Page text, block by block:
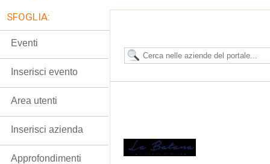
SFOGLIA:
Eventi
Inserisci evento
Area utenti
Inserisci azienda
Approfondimenti